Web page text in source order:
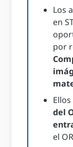
Los
en
por
del
el